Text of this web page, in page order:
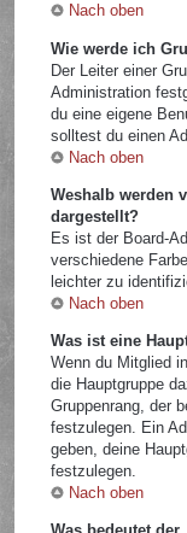
Nach oben
Wie werde ich
Der Leiter einer
Administration
du eine eigene
solltest du einen
Nach oben
Weshalb werden
dargestellt?
Es ist der Board-
verschiedene
leichter zu
Nach oben
Was ist eine
Wenn du Mitglied
die Hauptgruppe
Gruppenrang, der
festzulegen. Ein
geben, deine
festzulegen.
Nach oben